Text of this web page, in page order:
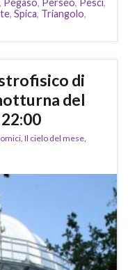
, Pegaso, Perseo, Pesci,
, Spica, Triangolo,
di
del
Il cielo del mese